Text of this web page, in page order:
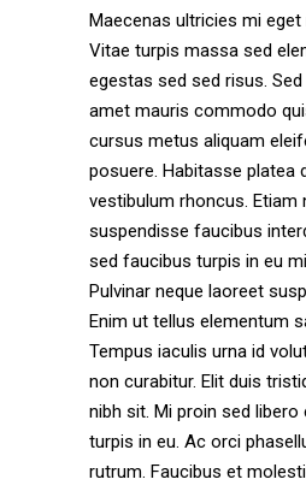
Maecenas ultricies mi eget
Vitae turpis massa sed
egestas sed sed risus.
amet mauris commodo
cursus metus aliquam
posuere. Habitasse platea
vestibulum rhoncus. Etiam
suspendisse faucibus
sed faucibus turpis in eu
Pulvinar neque laoreet
Enim ut tellus elementum
Tempus iaculis urna id
non curabitur. Elit duis
nibh sit. Mi proin sed
turpis in eu. Ac orci
rutrum. Faucibus et